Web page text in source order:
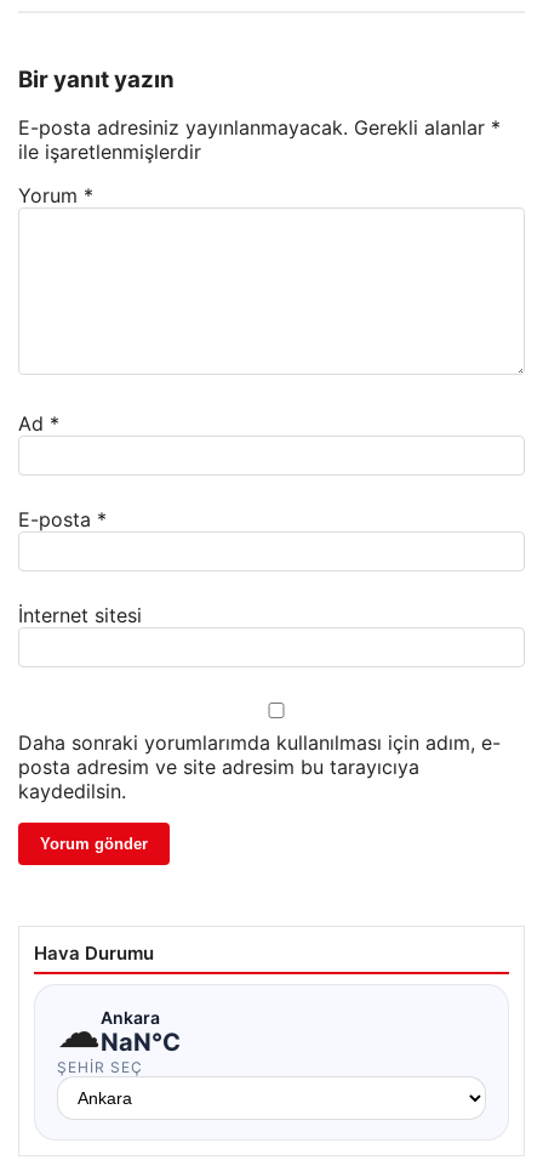
Bir yanıt yazın
E-posta adresiniz yayınlanmayacak. Gerekli alanlar *
ile işaretlenmişlerdir
Yorum *
Ad *
E-posta *
İnternet sitesi
Daha sonraki yorumlarımda kullanılması için adım, e-
posta adresim ve site adresim bu tarayıcıya
kaydedilsin.
Hava Durumu
☁Ankara
NaN°C
ŞEHIR SEÇ